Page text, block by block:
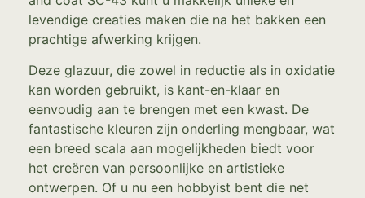
levendige creaties maken die na het bakken een
prachtige afwerking krijgen.
Deze glazuur, die zowel in reductie als in oxidatie
kan worden gebruikt, is kant-en-klaar en
eenvoudig aan te brengen met een kwast. De
fantastische kleuren zijn onderling mengbaar, wat
een breed scala aan mogelijkheden biedt voor
het creëren van persoonlijke en artistieke
ontwerpen. Of u nu een hobbyist bent die net